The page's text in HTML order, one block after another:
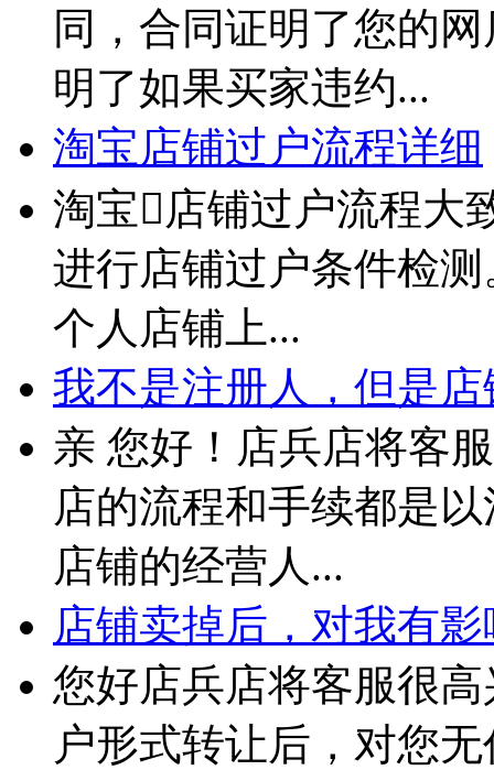
同，合同证明了您的
明了如果买家违约...
淘宝店铺过户流程详细
淘宝店铺过户流程大
进行店铺过户条件检
个人店铺上...
我不是注册人，但是
亲 您好！店兵店将客
店的流程和手续都是
店铺的经营人...
店铺卖掉后，对我有
您好店兵店将客服很
户形式转让后，对您